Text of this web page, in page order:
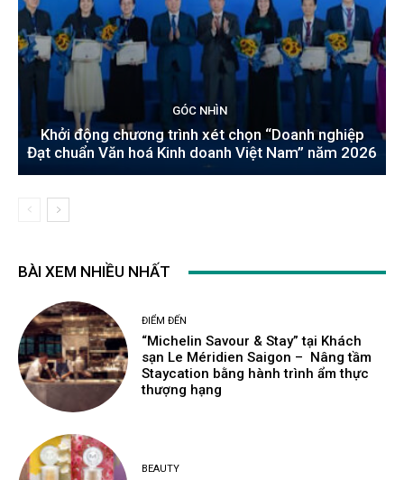
GÓC NHÌN
Khởi động chương trình xét chọn “Doanh nghiệp
Đạt chuẩn Văn hoá Kinh doanh Việt Nam” năm 2026
BÀI XEM NHIỀU NHẤT
ĐIỂM ĐẾN
“Michelin Savour & Stay” tại Khách
sạn Le Méridien Saigon – Nâng tầm
Staycation bằng hành trình ẩm thực
thượng hạng
BEAUTY